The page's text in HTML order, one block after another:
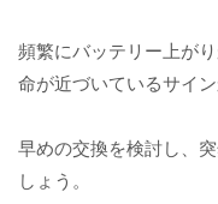
頻繁にバッテリー上が
命が近づいているサイン
早めの交換を検討し、
しょう。